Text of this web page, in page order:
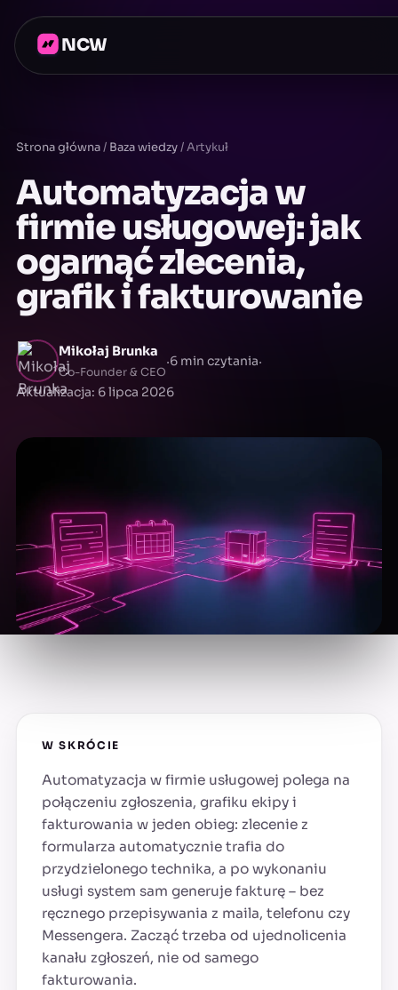
NCW
Strona główna/ Baza wiedzy/Artykuł
Automatyzacja w
firmie usługowej: jak
ogarnąć zlecenia,
grafik i fakturowanie
Mikołaj Brunka
Co-Founder & CEO
·6 min czytania·
Aktualizacja: 6 lipca 2026
W SKRÓCIE
Automatyzacja w firmie usługowej polega na
połączeniu zgłoszenia, grafiku ekipy i
fakturowania w jeden obieg: zlecenie z
formularza automatycznie trafia do
przydzielonego technika, a po wykonaniu
usługi system sam generuje fakturę – bez
ręcznego przepisywania z maila, telefonu czy
Messengera. Zacząć trzeba od ujednolicenia
kanału zgłoszeń, nie od samego
fakturowania.